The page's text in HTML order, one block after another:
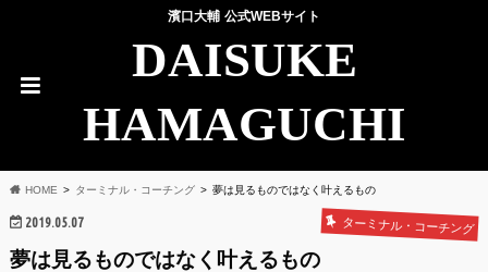
濱口大輔 公式WEBサイト
DAISUKE
HAMAGUCHI
HOME ターミナル・コーチング 夢は見るものではなく叶えるもの
2019.05.07 ターミナル・コーチング
夢は見るものではなく叶えるもの